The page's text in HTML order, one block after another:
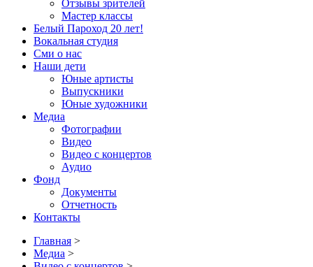
Отзывы зрителей
Мастер классы
Белый Пароход 20 лет!
Вокальная студия
Сми о нас
Наши дети
Юные артисты
Выпускники
Юные художники
Медиа
Фотографии
Видео
Видео с концертов
Аудио
Фонд
Документы
Отчетность
Контакты
Главная >
Медиа >